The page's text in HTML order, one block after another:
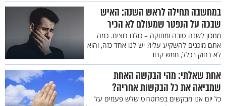
במחשבה תחילה לראש השנה: האיש
שבכה על הנפטר שמעולם לא הכיר
מתכון לשנה טובה ומתוקה – כולנו רוצים. כמה
אתם מוכנים להשקיע עליו? יש לנו אחד כזה, והוא
לא רחוק בכלל, ממש קרוב
אחת שאלתי: מהי הבקשה האחת
שמביאה את כל הבקשות אחריה?
כל יום אנו מבקשים בפרוטרוט שלש פעמים על